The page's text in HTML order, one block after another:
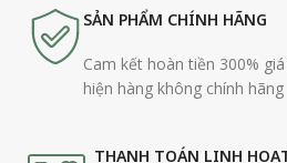
SẢN PHẨM CHÍNH HÃNG
Cam kết hoàn tiền 300%
hiện hàng không chính hãng
THANH TOÁN LINH